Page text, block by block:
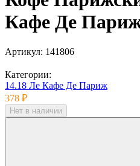
Кафе Де Париж
Артикул: 141806
Категории:
14.18 Ле Кафе Де Париж
378 ₽
Нет в наличии